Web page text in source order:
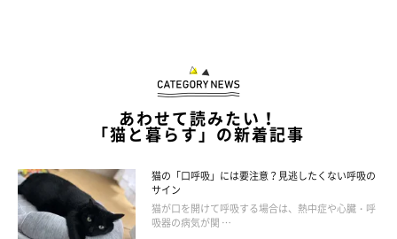
ています。親指が上にくるように前足の先を内側に少し傾ける
と、よく見えて切りやすくなりますよ。
あわせて読みたい！
「猫と暮らす」の新着記事
猫の「口呼吸」には要注意？見逃したくない呼吸の
サイン
猫が口を開けて呼吸する場合は、熱中症や心臓・呼
吸器の病気が関 …